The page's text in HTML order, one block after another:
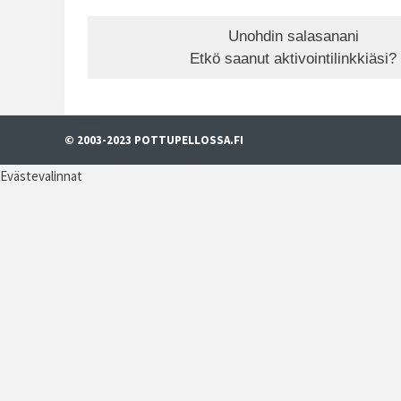
Unohdin salasanani
Etkö saanut aktivointilinkkiäsi?
© 2003-2023 POTTUPELLOSSA.FI
Evästevalinnat